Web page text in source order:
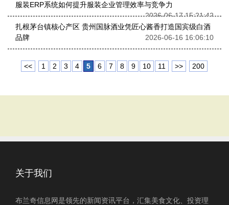
服装ERP系统如何提升服装企业管理效率与竞争力
2026-06-17 15:21:42
扎根茅台镇核心产区 贵州国脉酒业凭匠心酱香打造国宾级白酒
品牌
2026-06-16 16:06:10
<< 1 2 3 4 5 6 7 8 9 10 11 >> 200
关于我们
布兰奇信息网是领先的新闻资讯平台，汇集美食文化、投资理